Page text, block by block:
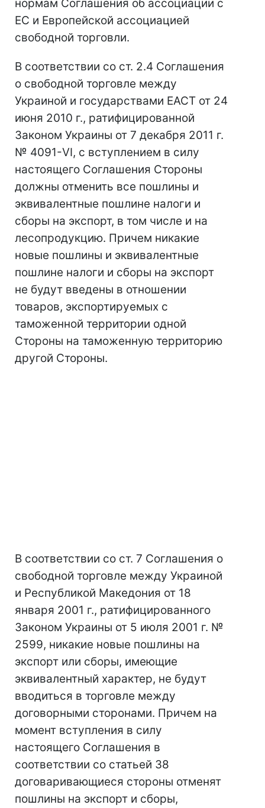
нормам Соглашения об ассоциации с
ЕС и Европейской ассоциацией
свободной торговли.
В соответствии со ст. 2.4 Соглашения
о свободной торговле между
Украиной и государствами ЕАСТ от 24
июня 2010 г., ратифицированной
Законом Украины от 7 декабря 2011 г.
№ 4091-VI, с вступлением в силу
настоящего Соглашения Стороны
должны отменить все пошлины и
эквивалентные пошлине налоги и
сборы на экспорт, в том числе и на
лесопродукцию. Причем никакие
новые пошлины и эквивалентные
пошлине налоги и сборы на экспорт
не будут введены в отношении
товаров, экспортируемых с
таможенной территории одной
Стороны на таможенную территорию
другой Стороны.
В соответствии со ст. 7 Соглашения о
свободной торговле между Украиной
и Республикой Македония от 18
января 2001 г., ратифицированного
Законом Украины от 5 июля 2001 г. №
2599, никакие новые пошлины на
экспорт или сборы, имеющие
эквивалентный характер, не будут
вводиться в торговле между
договорными сторонами. Причем на
момент вступления в силу
настоящего Соглашения в
соответствии со статьей 38
договаривающиеся стороны отменят
пошлины на экспорт и сборы,